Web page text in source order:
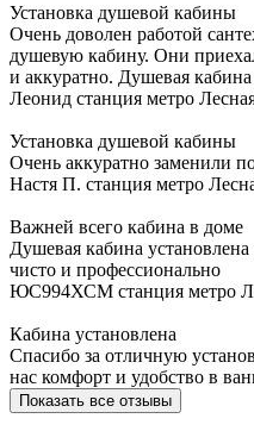
Установка душевой кабины
Очень доволен работой
душевую кабину. Они
и аккуратно. Душевая
Леонид станция метро
Установка душевой кабины
Очень аккуратно заменили
Настя П. станция метро
Важней всего кабина в доме
Душевая кабина
чисто и профессионально
ЮС994ХСМ станция метро
Кабина установлена
Спасибо за отличную
нас комфорт и удобство в
Показать все отзывы